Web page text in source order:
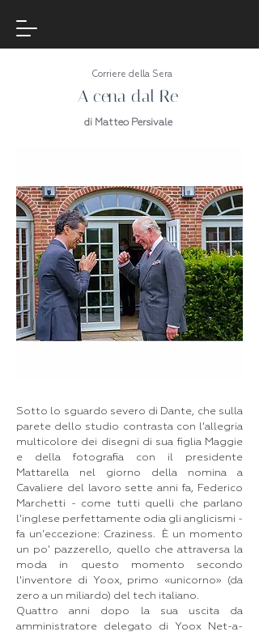
Corriere della Sera
A cena dal Re
di Matteo Persivale
Sotto lo sguardo severo di Dante, che sulla
parete dello studio contrasta con l'allegria
multicolore dei disegni di sua figlia Maggie
e della fotografia con il presidente
Mattarella nel giorno della nomina a
Cavaliere del lavoro sette anni fa, Federico
Marchetti - come tutti quelli che parlano
l'inglese perfettamente odia gli anglicismi -
fa un'eccezione: Craziness. È un momento
un po' pazzerello, quello che attraversa la
moda in questo momento secondo
l'inventore di Yoox, primo «unicorno» (da
zero a un miliardo) del tech italiano.
Quattro anni dopo la sua uscita da
amministratore delegato di Yoox Net-a-